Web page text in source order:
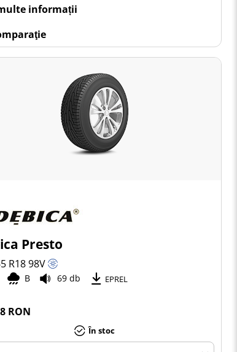
informații
Presto
R1898V
B 69 db EPREL
RON
În stoc